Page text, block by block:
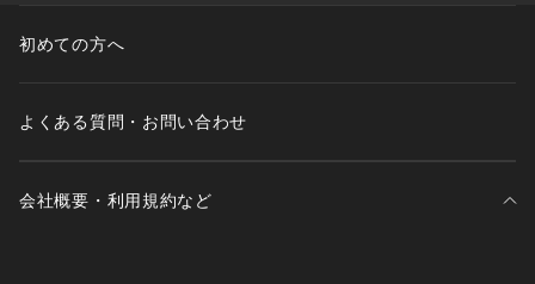
初めての方へ
よくある質問・お問い合わせ
会社概要・利用規約など